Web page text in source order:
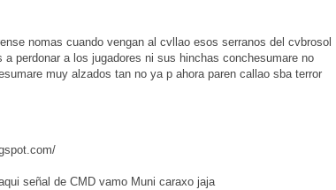
nomas cuando vengan al cvllao esos serranos del cvbrosol
a perdonar a los jugadores ni sus hinchas conchesumare no
muy alzados tan no ya p ahora paren callao sba terror
señal de CMD vamo Muni caraxo jaja